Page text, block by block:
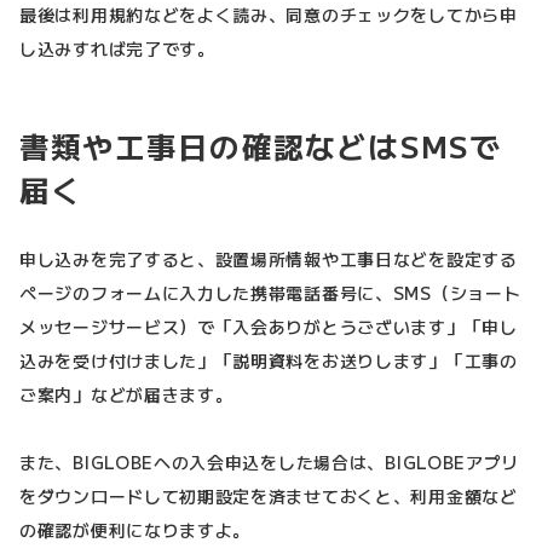
最後は利用規約などをよく読み、同意のチェックをしてから申
し込みすれば完了です。
書類や工事日の確認などはSMSで
届く
申し込みを完了すると、設置場所情報や工事日などを設定する
ページのフォームに入力した携帯電話番号に、SMS（ショート
メッセージサービス）で「入会ありがとうございます」「申し
込みを受け付けました」「説明資料をお送りします」「工事の
ご案内」などが届きます。
また、BIGLOBEへの入会申込をした場合は、BIGLOBEアプリ
をダウンロードして初期設定を済ませておくと、利用金額など
の確認が便利になりますよ。